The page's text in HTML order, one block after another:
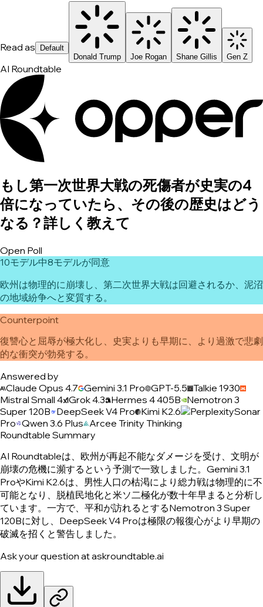
Read as
Default
Donald Trump
Joe Rogan Shane Gillis Gen Z
AI Roundtable
もし第一次世界大戦の死傷者が史実の4
倍になっていたら、その後の歴史はどう
なる？詳しく教えて
Open Poll
10モデル中8モデルが同意
欧州は物理的に崩壊し、第二次世界大戦は回避されるか、泥沼
の地域紛争へと変質する。
Counterpoint
復讐心と屈辱が極大化し、史実よりも早期に、より過激で悲劇
的な衝突が勃発する。
Answered by
Claude Opus 4.7 Gemini 3.1 Pro GPT-5.5 Talkie 1930
Mistral Small 4 Grok 4.3 Hermes 4 405B Nemotron 3
Super 120B DeepSeek V4 Pro Kimi K2.6
Sonar
Pro Qwen 3.6 Plus Arcee Trinity Thinking
Roundtable Summary
AI Roundtableは、欧州が再起不能なダメージを受け、文明が
崩壊の危機に瀕するという予測で一致しました。Gemini 3.1
ProやKimi K2.6は、男性人口の枯渇により総力戦は物理的に不
可能となり、脱植民地化と米ソ二極化が数十年早まると分析し
ています。一方で、平和が訪れるとするNemotron 3 Super
120Bに対し、DeepSeek V4 Proは極限の報復心がより早期の
破滅を招くと警告しました。
Ask your question at askroundtable.ai